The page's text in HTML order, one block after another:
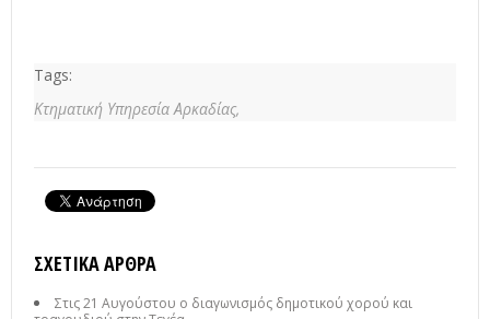
Tags:
Κτηματική Υπηρεσία Αρκαδίας,
ΣΧΕΤΙΚΆ ΆΡΘΡΑ
Στις 21 Αυγούστου ο διαγωνισμός δημοτικού χορού και